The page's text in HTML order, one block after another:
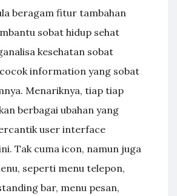
beragam fitur tambahan
sobat hidup sehat
kesehatan sobat
information yang sobat
Menariknya, tiap tiap
berbagai ubahan yang
user interface
Tak cuma icon, namun juga
seperti menu telepon,
bar, menu pesan,